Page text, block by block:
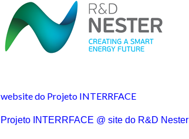
website do Projeto INTERRFACE
Projeto INTERRFACE @ site do R&D Nester